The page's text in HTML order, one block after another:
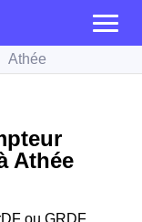
Athée